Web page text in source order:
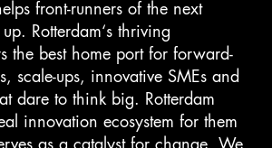
front-runners of the next
Rotterdam‘s thriving
the best home port for forward-
scale-ups, innovative SMEs and
dare to think big. Rotterdam
innovation ecosystem for them